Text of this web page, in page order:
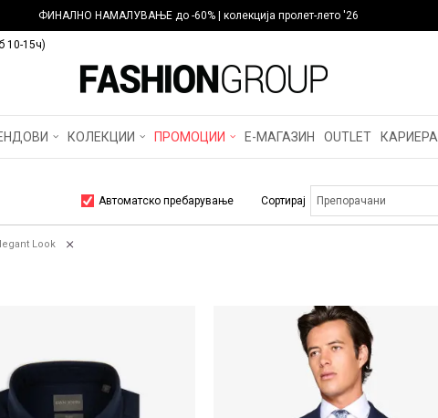
ФИНАЛНО НАМАЛУВАЊЕ до -60% | колекција пролет-лето '26
10-15ч)
КОЛЕКЦИИ ПРОМОЦИИ Е-МАГАЗИН OUTLET КАРИЕРА
Автоматско пребарување Сортирај
Look